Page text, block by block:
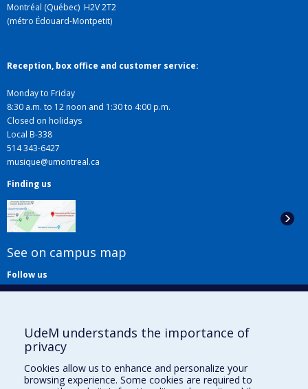
Montréal (Québec) H2V 2T2
(métro Édouard-Montpetit)
Reception, box office and customer service:
Monday to Friday
8:30 a.m. to 12 noon and 1:30 to 4:00 p.m.
Closed on holidays
Local B-338
514 343-6427
musique@umontreal.ca
Finding us
See on campus map
Follow us
Useful links
UdeM understands the importance of
privacy
Cookies allow us to enhance and personalize your
browsing experience. Some cookies are required to